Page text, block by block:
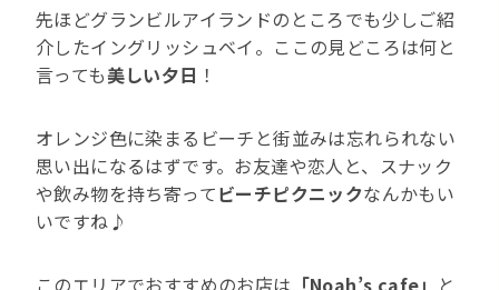
先ほどグランビルアイランドのところでも少しご紹
介したイングリッシュベイ。ここの見どころは何と
言っても美しい夕日 ！
オレンジ色に染まるビーチと街並みは忘れられない
思い出になるはずです。お友達や恋人と、スナック
や飲み物を持ち寄ってビーチピクニックなんかもい
いですね♪